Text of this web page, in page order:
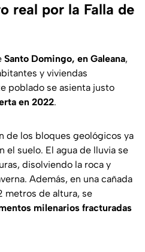
real por la Falla de
Santo Domingo, en Galeana,
y viviendas
poblado se asienta justo
en 2022.
de los bloques geológicos ya
el suelo. El agua de lluvia se
disolviendo la roca y
Además, en una cañada
metros de altura, se
milenarios fracturadas